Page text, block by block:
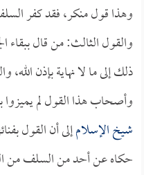
وهذا قول منكر، فقد كفر
والقول الثالث: من قال
ذلك إلى ما لا نهاية بإذن الله،
وأصحاب هذا القول لم يميزوا
شيخ الإسلامإلى أن القول
حكاه عن أحد من السلف من